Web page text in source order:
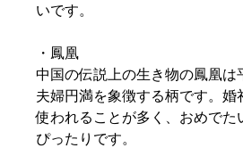
いです。
・鳳凰
中国の伝説上の生き物の鳳凰は
夫婦円満を象徴する柄です。婚
使われることが多く、おめでた
ぴったりです。